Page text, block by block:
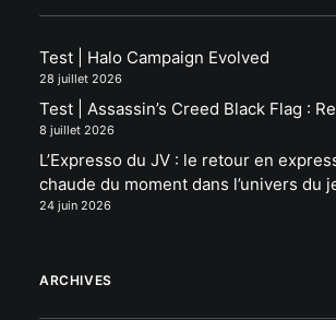
Test | Halo Campaign Evolved
28 juillet 2026
Test | Assassin’s Creed Black Flag :
8 juillet 2026
L’Expresso du JV : le retour en
chaude du moment dans l’univers du
24 juin 2026
ARCHIVES